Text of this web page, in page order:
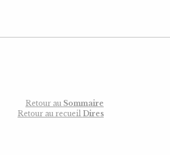
Retour au Sommaire
Retour au recueil Dires